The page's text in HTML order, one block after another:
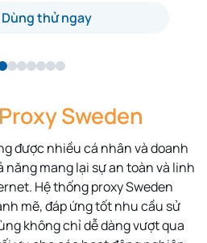
ngay
Proxy Sweden
được nhiều cá nhân và doanh
mang lại sự an toàn và linh
Hệ thống proxy Sweden
mẽ, đáp ứng tốt nhu cầu sử
không chỉ dễ dàng vượt qua